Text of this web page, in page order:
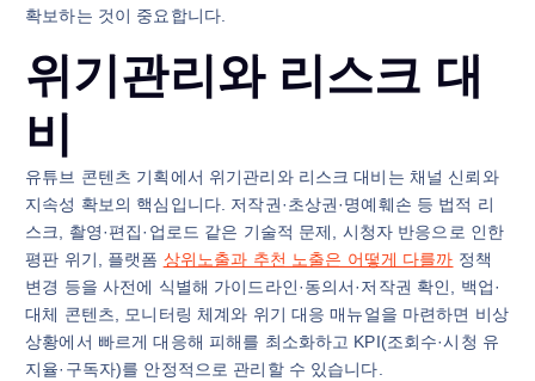
확보하는 것이 중요합니다.
위기관리와 리스크 대
비
유튜브 콘텐츠 기획에서 위기관리와 리스크 대비는 채널 신뢰와
지속성 확보의 핵심입니다. 저작권·초상권·명예훼손 등 법적 리
스크, 촬영·편집·업로드 같은 기술적 문제, 시청자 반응으로 인한
평판 위기, 플랫폼 상위노출과 추천 노출은 어떻게 다를까 정책
변경 등을 사전에 식별해 가이드라인·동의서·저작권 확인, 백업·
대체 콘텐츠, 모니터링 체계와 위기 대응 매뉴얼을 마련하면 비상
상황에서 빠르게 대응해 피해를 최소화하고 KPI(조회수·시청 유
지율·구독자)를 안정적으로 관리할 수 있습니다.